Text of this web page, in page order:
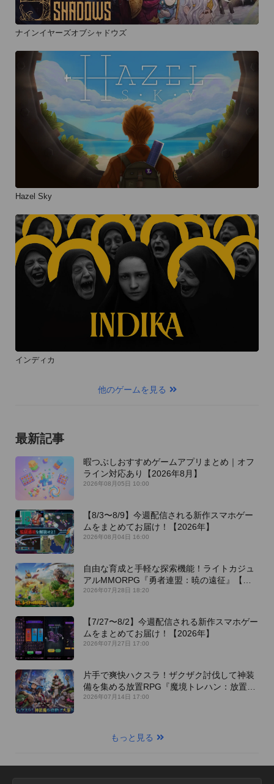
ナインイヤーズオブシャドウズ
Hazel Sky
インディカ
他のゲームを見る
最新記事
暇つぶしおすすめゲームアプリまとめ｜オフ
ライン対応あり【2026年8月】
2026年08月05日 10:00
【8/3〜8/9】今週配信される新作スマホゲー
ムをまとめてお届け！【2026年】
2026年08月04日 16:00
自由な育成と手軽な探索機能！ライトカジュ
アルMMORPG『勇者連盟：暁の遠征』【最
新作PICKUP】
2026年07月28日 18:20
【7/27〜8/2】今週配信される新作スマホゲー
ムをまとめてお届け！【2026年】
2026年07月27日 17:00
片手で爽快ハクスラ！ザクザク討伐して神装
備を集める放置RPG『魔境トレハン：放置で
神装備』【最新作PICKUP】
2026年07月14日 17:00
もっと見る